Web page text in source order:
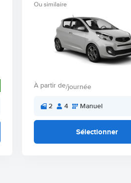
Ou similaire
À partir de/journée
2 4 Manuel
Sélectionner